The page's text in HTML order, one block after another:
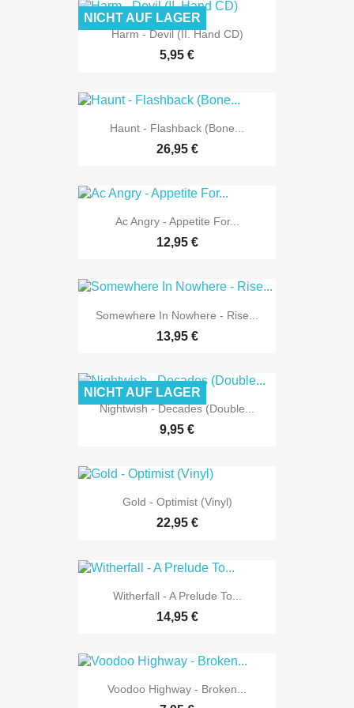
Harm - Devil (II. Hand CD)
5,95 €
NICHT AUF LAGER
Haunt - Flashback (Bone...
26,95 €
Ac Angry - Appetite For...
12,95 €
Somewhere In Nowhere - Rise...
13,95 €
Nightwish - Decades (Double...
9,95 €
NICHT AUF LAGER
Gold - Optimist (Vinyl)
22,95 €
Witherfall - A Prelude To...
14,95 €
Voodoo Highway - Broken...